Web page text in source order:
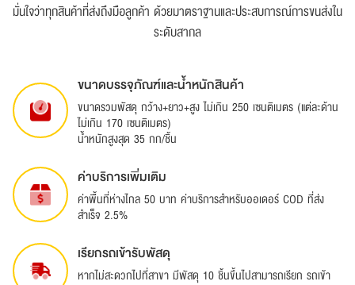
มั่นใจว่าทุกสินค้าที่ส่งถึงมือลูกค้า ด้วยมาตราฐานและประสบการณ์การขนส่งใน
ระดับสากล
ขนาดบรรจุภัณฑ์และน้ำหนักสินค้า
ขนาดรวมพัสดุ กว้าง+ยาว+สูง ไม่เกิน 250 เซนติเมตร (แต่ละด้าน
ไม่เกิน 170 เซนติเมตร)
น้ำหนักสูงสุด 35 กก/ชิ้น
ค่าบริการเพิ่มเติม
ค่าพื้นที่ห่างไกล 50 บาท ค่าบริการสำหรับออเดอร์ COD ที่ส่ง
สำเร็จ 2.5%
เรียกรถเข้ารับพัสดุ
หากไม่สะดวกไปที่สาขา มีพัสดุ 10 ชิ้นขึ้นไปสามารถเรียก รถเข้า